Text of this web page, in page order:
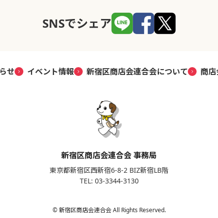
SNSでシェア
せ イベント情報 新宿区商店会連合会について 商
新宿区商店会連合会 事務局
東京都新宿区西新宿6-8-2 BIZ新宿LB階
TEL: 03-3344-3130
© 新宿区商店会連合会 All Rights Reserved.